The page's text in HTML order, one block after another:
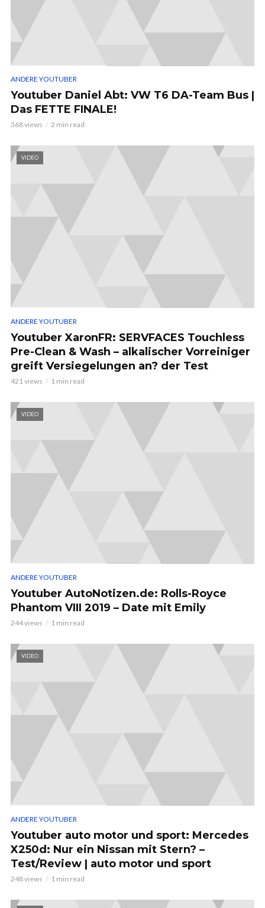
ANDERE YOUTUBER
Youtuber Daniel Abt: VW T6 DA-Team Bus |
Das FETTE FINALE!
368 views 2 min read
VIDEO
ANDERE YOUTUBER
Youtuber XaronFR: SERVFACES Touchless
Pre-Clean & Wash – alkalischer Vorreiniger
greift Versiegelungen an? der Test
421 views 1 min read
VIDEO
ANDERE YOUTUBER
Youtuber AutoNotizen.de: Rolls-Royce
Phantom VIII 2019 – Date mit Emily
244 views 1 min read
VIDEO
ANDERE YOUTUBER
Youtuber auto motor und sport: Mercedes
X250d: Nur ein Nissan mit Stern? –
Test/Review | auto motor und sport
248 views 1 min read